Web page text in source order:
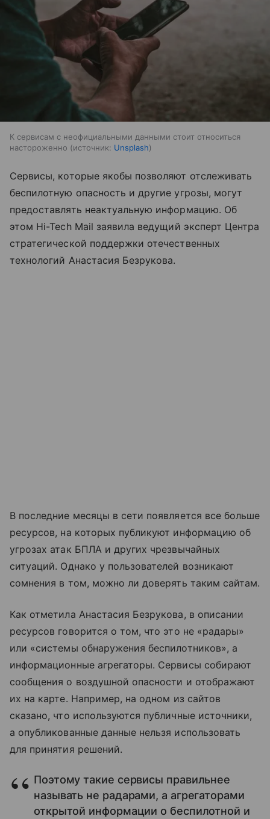
К сервисам с неофициальными данными стоит относиться
настороженно
источник: Unsplash
Сервисы, которые якобы позволяют отслеживать
беспилотную опасность и другие угрозы, могут
предоставлять неактуальную информацию. Об
этом Hi-Tech Mail заявила ведущий эксперт Центра
стратегической поддержки отечественных
технологий Анастасия Безрукова.
В последние месяцы в сети появляется все больше
ресурсов, на которых публикуют информацию об
угрозах атак БПЛА и других чрезвычайных
ситуаций. Однако у пользователей возникают
сомнения в том, можно ли доверять таким сайтам.
Как отметила Анастасия Безрукова, в описании
ресурсов говорится о том, что это не «радары»
или «системы обнаружения беспилотников», а
информационные агрегаторы. Сервисы собирают
сообщения о воздушной опасности и отображают
их на карте. Например, на одном из сайтов
сказано, что используются публичные источники,
а опубликованные данные нельзя использовать
для принятия решений.
Поэтому такие сервисы правильнее
называть не радарами, а агрегаторами
открытой информации о беспилотной и